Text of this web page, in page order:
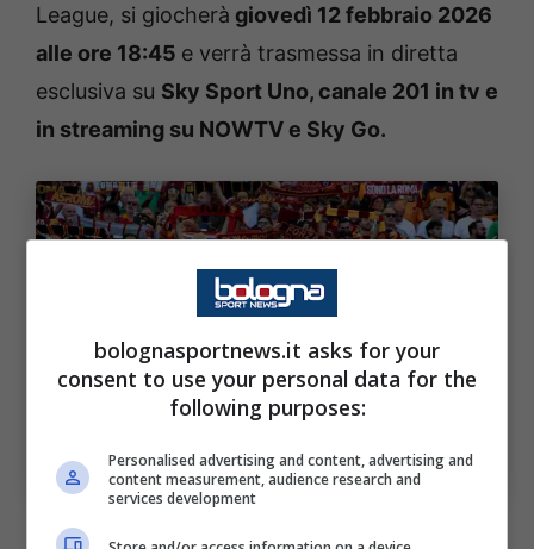
League, si giocherà giovedì 12 febbraio 2026
alle ore 18:45 e verrà trasmessa in diretta
esclusiva su Sky Sport Uno, canale 201 in tv e
in streaming su NOWTV e Sky Go.
Serie A, Bologna-Roma dove vedere in tv e streaming il
Football) Bolognasportnews
bolognasportnews.it asks for your
consent to use your personal data for the
following purposes:
Personalised advertising and content, advertising and
content measurement, audience research and
services development